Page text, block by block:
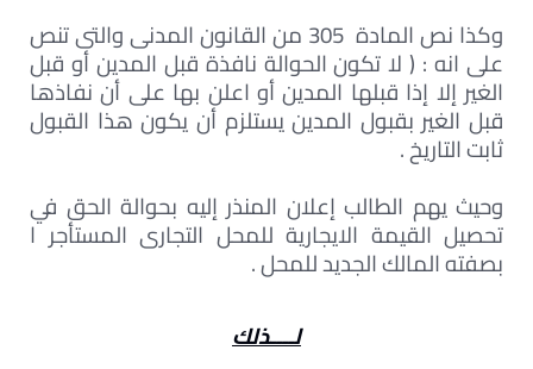
وكذا نص المادة 305 من القانون المدنى والتى تنص
على انه : ( لا تكون الحوالة نافذة قبل المدين أو قبل
الغير إلا إذا قبلها المدين أو اعلن بها على أن نفاذها
قبل الغير بقبول المدين يستلزم أن يكون هذا القبول
ثابت التاريخ .
وحيث يهم الطالب إعلان المنذر إليه بحوالة الحق في
تحصيل القيمة الايجارية للمحل التجارى المستأجر ا
بصفته المالك الجديد للمحل .
لــــذلك